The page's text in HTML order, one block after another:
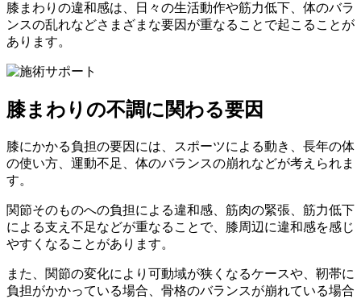
膝まわりの違和感は、日々の生活動作や筋力低下、体のバラ
ンスの乱れなどさまざまな要因が重なることで起こることが
あります。
膝まわりの不調に関わる要因
膝にかかる負担の要因には、スポーツによる動き、長年の体
の使い方、運動不足、体のバランスの崩れなどが考えられま
す。
関節そのものへの負担による違和感、筋肉の緊張、筋力低下
による支え不足などが重なることで、膝周辺に違和感を感じ
やすくなることがあります。
また、関節の変化により可動域が狭くなるケースや、靭帯に
負担がかかっている場合、骨格のバランスが崩れている場合